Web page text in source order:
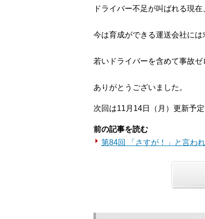
ドライバー不足が叫ばれる現
今は育成ができる運送会社には
若いドライバーを含めて事故
ありがとうございました。
次回は11月14日（月）更新予定
前の記事を読む
第84回 「さすが！」と言わ